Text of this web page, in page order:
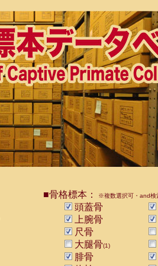
■骨格標本： ※複数選択可・and検
頭蓋骨
上腕骨
尺骨
大腿骨(1)
腓骨